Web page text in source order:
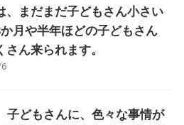
、まだまだ子どもさん小さい
月や半年ほどの子どもさん
さん来られます。
どもさんに、色々な事情が